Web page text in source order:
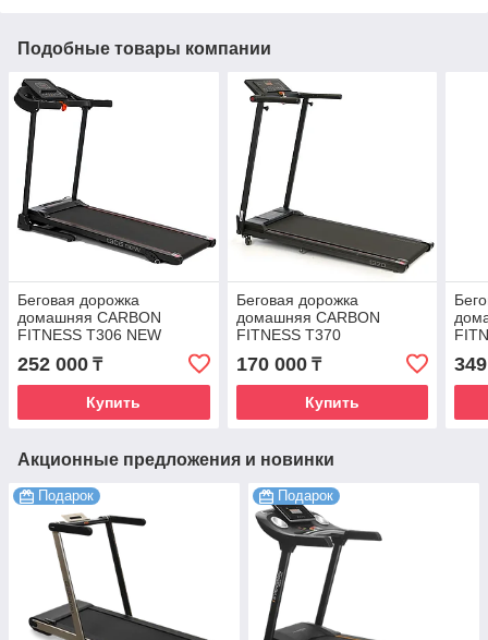
Подобные товары компании
Беговая дорожка
домашняя CARBON
FITNESS T306 NEW
252 000 ₸
Купить
Беговая дорожка
домашняя CARBON
FITNESS T370
170 000₸
Купить
Акционные предложения и новинки
Подарок Подарок